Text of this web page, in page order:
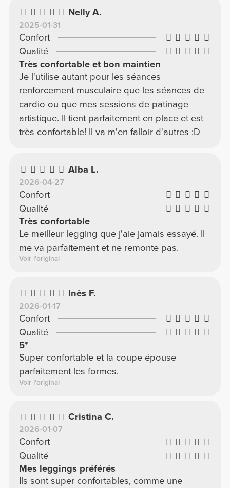
Nelly A.
2025-01-31
Confort
Qualité
Très confortable et bon maintien
Je l'utilise autant pour les séances
renforcement musculaire que les séances de
cardio ou que mes sessions de patinage
artistique. Il tient parfaitement en place et est
très confortable! Il va m'en falloir d'autres :D
Alba L.
2026-04-27
Confort
Qualité
Très confortable
Le meilleur legging que j'aie jamais essayé. Il
me va parfaitement et ne remonte pas.
Voir l'original
Inês F.
2026-01-17
Confort
Qualité
5*
Super confortable et la coupe épouse
parfaitement les formes.
Voir l'original
Cristina C.
2026-01-07
Confort
Qualité
Mes leggings préférés
Ils sont super confortables, comme une